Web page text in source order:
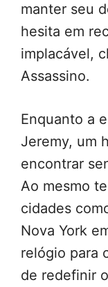
manter seu
hesita em
implacável,
Assassino.
Enquanto a
Jeremy, um
encontrar
Ao mesmo
cidades
Nova York
relógio para
de redefinir